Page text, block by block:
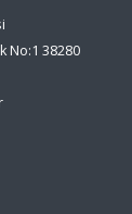
No:1 38280